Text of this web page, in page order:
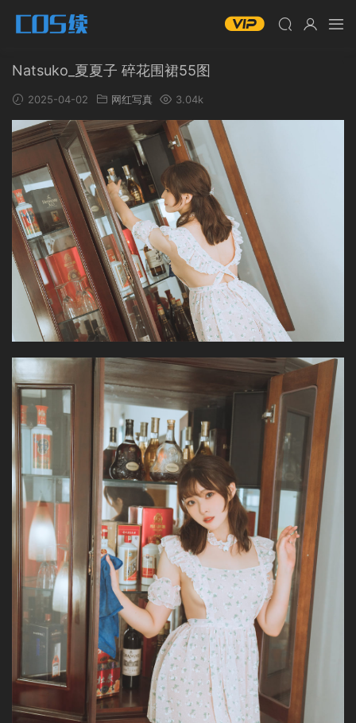
Natsuko_夏夏子 碎花围裙55图
2025-04-02 网红写真 3.04k